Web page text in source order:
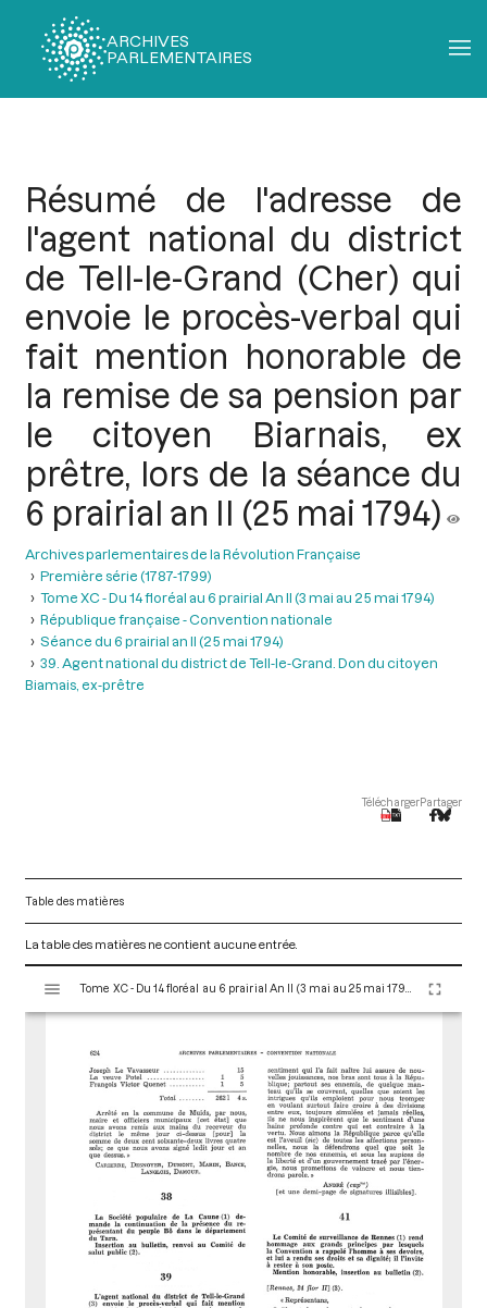
ARCHIVES
PARLEMENTAIRES
Résumé de l'adresse de
l'agent national du district
de Tell-le-Grand (Cher) qui
envoie le procès-verbal qui
fait mention honorable de
la remise de sa pension par
le citoyen Biarnais, ex
prêtre, lors de la séance du
6 prairial an II (25 mai 1794)
Archives parlementaires de la Révolution Française
Première série (1787-1799)
Tome XC - Du 14 floréal au 6 prairial An II (3 mai au 25 mai 1794)
République française - Convention nationale
Séance du 6 prairial an II (25 mai 1794)
39. Agent national du district de Tell-le-Grand. Don du citoyen
Biamais, ex-prêtre
TéléchargerPartager
Table des matières
La table des matières ne contient aucune entrée.
s